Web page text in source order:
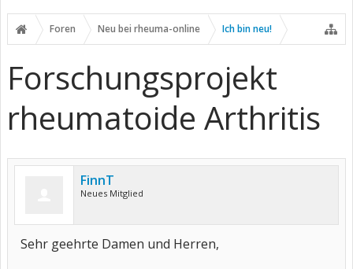
Foren Neu bei rheuma-online Ich bin neu!
Forschungsprojekt
rheumatoide Arthritis
FinnT
Neues Mitglied
Sehr geehrte Damen und Herren,